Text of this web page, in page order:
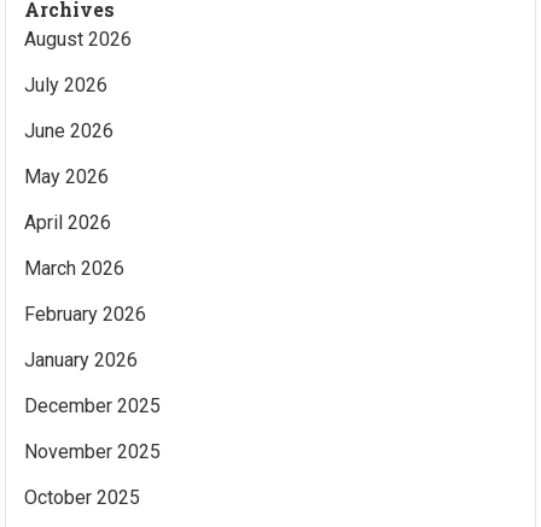
Archives
August 2026
July 2026
June 2026
May 2026
April 2026
March 2026
February 2026
January 2026
December 2025
November 2025
October 2025